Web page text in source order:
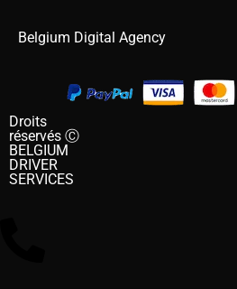
Belgium Digital Agency
Droits
réservés Ⓒ
BELGIUM
DRIVER
SERVICES